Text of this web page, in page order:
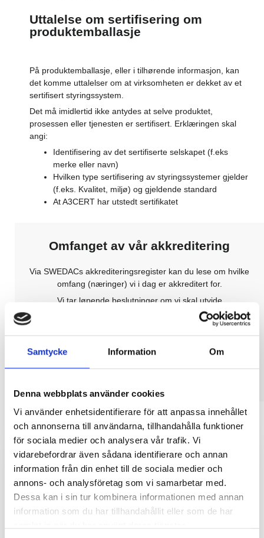
Samtycke Information Om
Denna webbplats använder cookies
Vi använder enhetsidentifierare för att anpassa innehållet
och annonserna till användarna, tillhandahålla funktioner
för sociala medier och analysera vår trafik. Vi
vidarebefordrar även sådana identifierare och annan
information från din enhet till de sociala medier och
annons- och analysföretag som vi samarbetar med.
Dessa kan i sin tur kombinera informationen med annan
information som du har tillhandahållit eller som de har
Omfanget av vår akkreditering
Via SWEDACs akkrediteringsregister kan du lese om hvilke
omfang (næringer) vi i dag er akkreditert for.
Vi tar løpende beslutninger om vi skal utvide
akkrediteringen vår med flere bransjeområder. Derfor
ønsker vi velkommen til å kontakte oss selv om akkurat ditt
område mangler fra den gjeldende listen.
Uttalelse om sertifisering om
produktemballasje
På produktemballasje, eller i tilhørende informasjon, kan
det komme uttalelser om at virksomheten er dekket av et
sertifisert styringssystem.
Det må imidlertid ikke antydes at selve produktet,
prosessen eller tjenesten er sertifisert. Erklæringen skal
angi:
Identifisering av det sertifiserte selskapet (f.eks
merke eller navn)
Hvilken type sertifisering av styringssystemer gjelder
(f.eks. Kvalitet, miljø) og gjeldende standard
At A3CERT har utstedt sertifikatet
Velg den rette
sertifiseringsorgan
– Endre till A3cert
Med A3CERT blir sertifiseringen enkel og lønnsom. Når du
kontakter oss får du alltid svar på dine spørsmål. Vi tilbyr
kompetent og effektiv hjelp med sertifisering, uavhengig av